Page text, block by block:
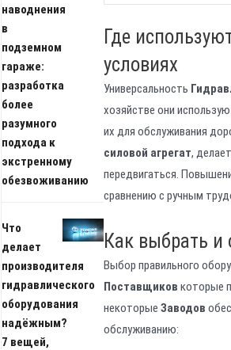
наводнения
в
подземном
гараже:
разработка
более
разумного
подхода к
экстренному
обезвоживанию
Что
делает
производителя
гидравлического
оборудования
надёжным?
7 вещей,
Где
условиях
Универсальность
хозяйстве они
их для обслуживания
силовой агрегат,
передвигаться.
сравнению с ручным
Как выбрать и
Выбор правильного
Поставщиков которые
некоторые Заводов
обслуживанию: